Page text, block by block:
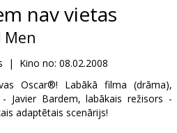
nav vietas
Men
| Kino no: 08.02.2008
Oscar®! Labākā filma (drāma),
Javier Bardem, labākais režisors -
adaptētais scenārijs!